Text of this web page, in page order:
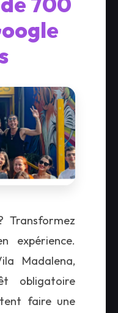
Transformez
expérience.
Madalena,
obligatoire
faire une